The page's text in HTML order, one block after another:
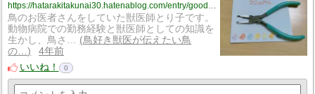
https://hatarakitakunai30.hatenablog.com/entry/goodtumekiri
鳥のお医者さんをしていた獣医師とり子です。
動物病院での勤務経験と獣医師としての知識を
生かし、鳥さ…
鳥好き獣医が伝えたい鳥
の…
4年前
いいね！
0